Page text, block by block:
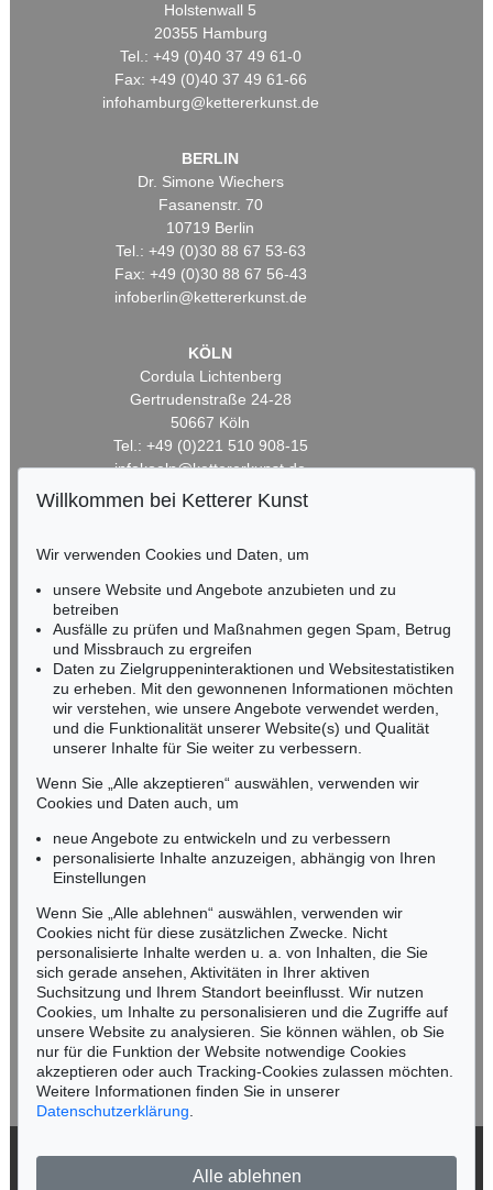
Holstenwall 5
20355 Hamburg
Tel.: +49 (0)40 37 49 61-0
Fax: +49 (0)40 37 49 61-66
infohamburg@kettererkunst.de
BERLIN
Dr. Simone Wiechers
Fasanenstr. 70
10719 Berlin
Tel.: +49 (0)30 88 67 53-63
Fax: +49 (0)30 88 67 56-43
infoberlin@kettererkunst.de
KÖLN
Cordula Lichtenberg
Gertrudenstraße 24-28
50667 Köln
Tel.: +49 (0)221 510 908-15
infokoeln@kettererkunst.de
HESSEN
Miriam Heß
Tel.: +49 (0)62 21 58 80-038
Fax: +49 (0)62 21 58 80-595
infoheidelberg@kettererkunst.de
NORDDEUTSCHLAND
Nico Kassel, M.A.
Mobil: +49 (0)171 8618661
n.kassel@kettererkunst.de
Keine Auktion mehr verpassen!
Wir informieren Sie rechtzeitig.
Jetzt zum Newsletter anmelden >
Willkommen bei Ketterer Kunst
Wir verwenden Cookies und Daten, um
unsere Website und Angebote anzubieten und zu
betreiben
Ausfälle zu prüfen und Maßnahmen gegen Spam, Betrug
und Missbrauch zu ergreifen
Daten zu Zielgruppeninteraktionen und Websitestatistiken
zu erheben. Mit den gewonnenen Informationen möchten
wir verstehen, wie unsere Angebote verwendet werden,
und die Funktionalität unserer Website(s) und Qualität
unserer Inhalte für Sie weiter zu verbessern.
Wenn Sie „Alle akzeptieren“ auswählen, verwenden wir
Cookies und Daten auch, um
neue Angebote zu entwickeln und zu verbessern
personalisierte Inhalte anzuzeigen, abhängig von Ihren
Einstellungen
Wenn Sie „Alle ablehnen“ auswählen, verwenden wir
Cookies nicht für diese zusätzlichen Zwecke. Nicht
personalisierte Inhalte werden u. a. von Inhalten, die Sie
sich gerade ansehen, Aktivitäten in Ihrer aktiven
Suchsitzung und Ihrem Standort beeinflusst. Wir nutzen
Cookies, um Inhalte zu personalisieren und die Zugriffe auf
unsere Website zu analysieren. Sie können wählen, ob Sie
nur für die Funktion der Website notwendige Cookies
akzeptieren oder auch Tracking-Cookies zulassen möchten.
Weitere Informationen finden Sie in unserer
Datenschutzerklärung
Alle ablehnen